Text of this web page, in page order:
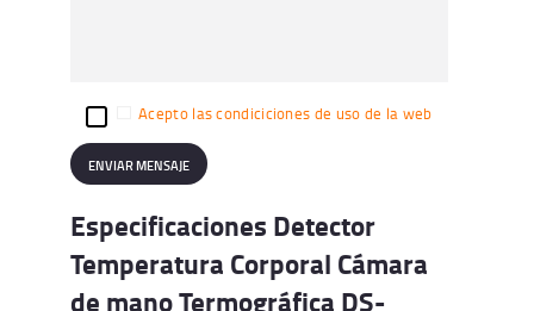
Acepto las condiciciones de uso de la web
Especificaciones Detector
Temperatura Corporal Cámara
de mano Termográfica DS-